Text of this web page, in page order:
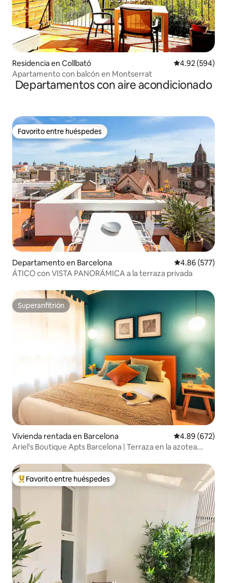
Residencia en Collbató Calificación
4.92 (594)
Apartamento con balcón en Montserrat
Departamentos con aire acondicionado
Favorito entre huéspedes
Favorito entre huéspedes
Departamento en Barcelona Calificación
4.86 (577)
ÁTICO con VISTA PANORÁMICA a la terraza privada
Superanfitrión
Superanfitrión
Vivienda rentada en Barcelona Calificación
4.89 (672)
Ariel's Boutique Apts Barcelona | Terraza en la azotea...
De los mejores en Favorito entre huéspedes
Favorito entre huéspedes